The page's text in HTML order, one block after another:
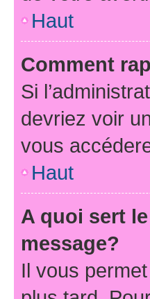
Haut
Comment
Si
devriez voir
vous
Haut
A quoi sert
message?
Il vous